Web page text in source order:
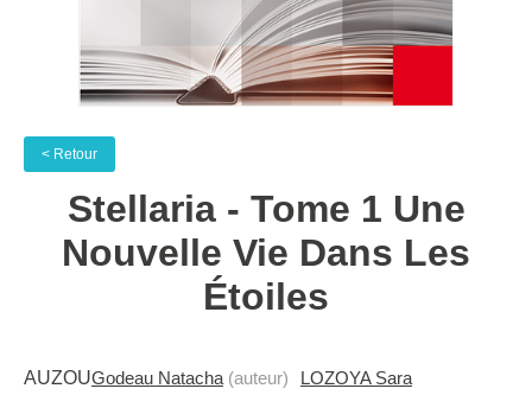
< Retour
Stellaria - Tome 1 Une
Nouvelle Vie Dans Les
Étoiles
AUZOUGodeau Natacha (auteur)
LOZOYA Sara